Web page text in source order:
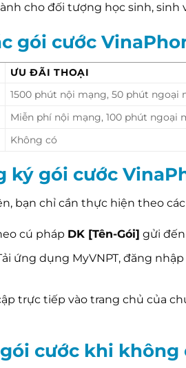
cho đối tượng học sinh, sinh
gói cước
ƯU ĐÃI THOẠI
1500 phút nội mạng, 50 phút ngoại
Miễn phí nội mạng, 100 phút ngoại
Không có
ký gói cước
bạn chỉ cần thực hiện theo
cú pháp DK [Tên-Gói] gửi
ứng dụng MyVNPT, đăng
trực tiếp vào trang chủ của
cước khi không